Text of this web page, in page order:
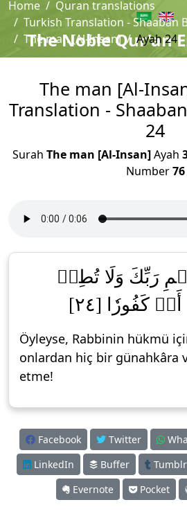
The Noble Qur'an
Home
Quran translations
Turkish Translation - Shaaban
The man [Al-Insan]
Ayah 24
The man [Al-
Translation -
24
Surah The man [Al-Insan]Ayah
Number76
رَبِّكَ وَلَا تُطِعۡ
كَفُورٗا [٢٤]
Öyleyse, Rabbinin hükmü
onlardan hiç bir günahkâra
etme!
Facebook Twitter
LinkedIn
Buffer Tumblr
Evernote
Pocket